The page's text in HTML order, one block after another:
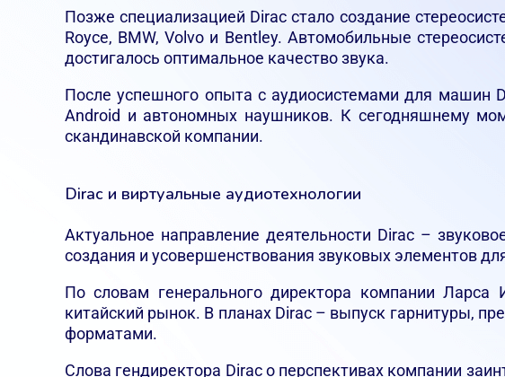
Позже специализацией Dirac стало создание
Royce, BMW, Volvo и Bentley. Автомобильные
достигалось оптимальное качество звука.
После успешного опыта с аудиосистемами для машин
Android и автономных наушников. К сегодняшнему
скандинавской компании.
Dirac и виртуальные аудиотехнологии
Актуальное направление деятельности Dirac –
создания и усовершенствования звуковых элементов
По словам генерального директора компании
китайский рынок. В планах Dirac – выпуск гарнитуры,
форматами.
Слова гендиректора Dirac о перспективах компании